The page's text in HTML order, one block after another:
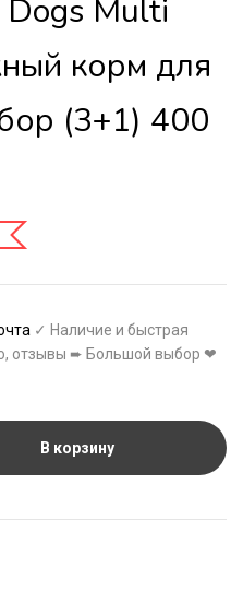
Multi
корм для
(3+1) 400
✓ Наличие и быстрая
отзывы ➨ Большой выбор ❤
В корзину